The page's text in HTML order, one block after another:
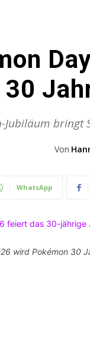
30
Jubiläum bringt
Von
WhatsApp
wird Pokémon 30